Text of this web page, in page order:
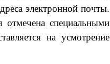
электронной почты.
отмечена специальными
на усмотрение